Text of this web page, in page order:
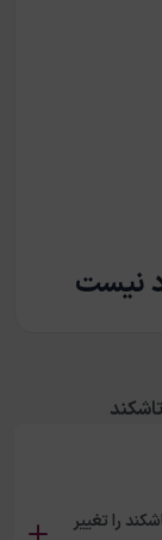
نیست
را تغییر